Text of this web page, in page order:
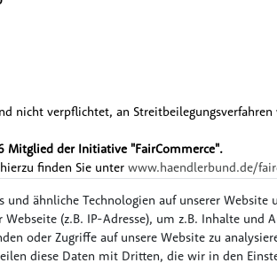
nicht verpflichtet, an
Mitglied der Initiative "FairCommerce".
finden Sie unter www.haendlerbund.de/
Möbel & Wohnen Mobil &
und ähnliche Technologien auf unserer Website
Webseite (z.B. IP-Adresse), um z.B. Inhalte und
oder Zugriffe auf unsere Website zu
diese Daten mit Dritten, die wir in den